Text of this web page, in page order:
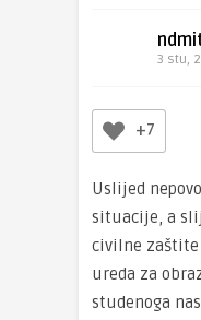
3 stu,
+7
Uslijed
situacije, a
civilne zaštite
ureda za
studenoga